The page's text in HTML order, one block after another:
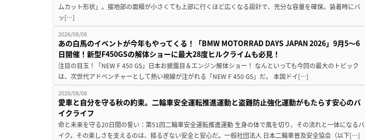
ムカット形状」。接地部の面積が小さくても上部に行くほど広くなる設計で、充分な容量を確保。装着時にバ
ッ[…]
2026/08/08
あの白馬のイベントが今年もやってくる！「BMW MOTORRAD DAYS JAPAN 2026」9月5〜6
日開催！新型F450GSの解体ショーに最大28度ヒルクライムも必見！
注目の目玉！「NEW F 450 GS」日本お披露目＆エンジン解体ショー！ なんといっても今回の最大のトピック
は、次世代アドベンチャーとして熱い視線が注がれる「NEW F 450 GS」だ。 本国ドイ[…]
2026/08/08
愛車と自分を守る秋の約束。二輪車安全運転推進運動と盗難防止強化運動がもたらす安心のバ
イクライフ
命と未来を守る20日間の誓い：第51回二輪車安全運転推進運動 生身の体で風を切り、その流れと一体になるバ
イク。その楽しさを支えるのは、揺るぎない安全と安心だ。一般社団法人 日本二輪車普及安全協会（以下[…]